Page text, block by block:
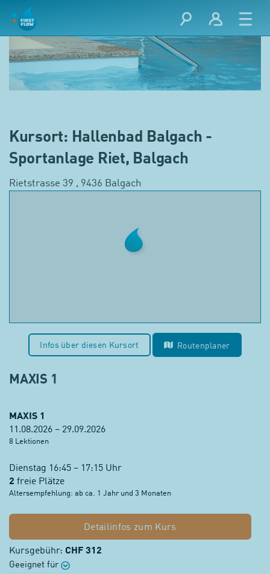
Kursort: Hallenbad Balgach -
Sportanlage Riet, Balgach
Rietstrasse 39 , 9436 Balgach
Infos über diesen Kursort Routenplaner
MAXIS 1
MAXIS 1
11.08.2026 – 29.09.2026
8 Lektionen
Dienstag 16:45 – 17:15 Uhr
2 freie Plätze
Altersempfehlung: ab ca. 1 Jahr und 3 Monaten
Detailinfos zum Kurs
Kursgebühr: CHF 312
Geeignet für